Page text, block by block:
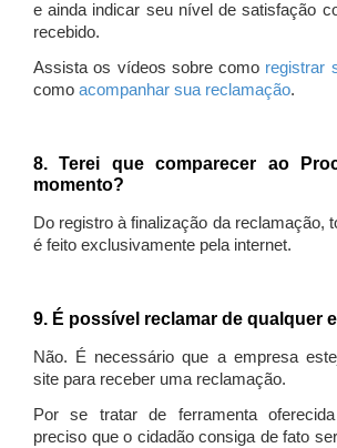
e ainda indicar seu nível de satisfação
recebido.
Assista os vídeos sobre como registrar
como acompanhar sua reclamação.
8. Terei que comparecer ao
momento?
Do registro à finalização da reclamação,
é feito exclusivamente pela internet.
9. É possível reclamar de qualquer
Não. É necessário que a empresa
site para receber uma reclamação.
Por se tratar de ferramenta
preciso que o cidadão consiga de fato